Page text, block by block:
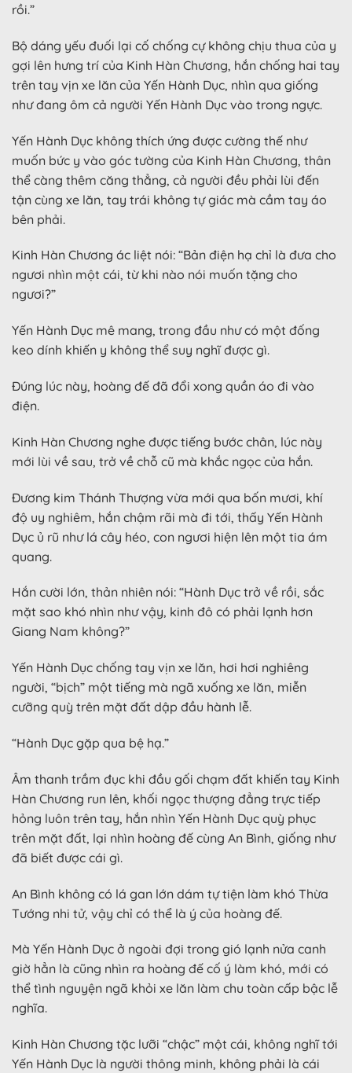
rồi.”
Bộ dáng yếu đuối lại cố chống cự không chịu thua của y
gợi lên hưng trí của Kinh Hàn Chương, hắn chống hai tay
trên tay vịn xe lăn của Yến Hành Dục, nhìn qua giống
như đang ôm cả người Yến Hành Dục vào trong ngực.
Yến Hành Dục không thích ứng được cường thế như
muốn bức y vào góc tường của Kinh Hàn Chương, thân
thể càng thêm căng thẳng, cả người đều phải lùi đến
tận cùng xe lăn, tay trái không tự giác mà cầm tay áo
bên phải.
Kinh Hàn Chương ác liệt nói: “Bản điện hạ chỉ là đưa cho
ngươi nhìn một cái, từ khi nào nói muốn tặng cho
ngươi?”
Yến Hành Dục mê mang, trong đầu như có một đống
keo dính khiến y không thể suy nghĩ được gì.
Đúng lúc này, hoàng đế đã đổi xong quần áo đi vào
điện.
Kinh Hàn Chương nghe được tiếng bước chân, lúc này
mới lùi về sau, trở về chỗ cũ mà khắc ngọc của hắn.
Đương kim Thánh Thượng vừa mới qua bốn mươi, khí
độ uy nghiêm, hắn chậm rãi mà đi tới, thấy Yến Hành
Dục ủ rũ như lá cây héo, con ngươi hiện lên một tia ám
quang.
Hắn cười lớn, thản nhiên nói: “Hành Dục trở về rồi, sắc
mặt sao khó nhìn như vậy, kinh đô có phải lạnh hơn
Giang Nam không?”
Yến Hành Dục chống tay vịn xe lăn, hơi hơi nghiêng
người, “bịch” một tiếng mà ngã xuống xe lăn, miễn
cưỡng quỳ trên mặt đất dập đầu hành lễ.
“Hành Dục gặp qua bệ hạ.”
Âm thanh trầm đục khi đầu gối chạm đất khiến tay Kinh
Hàn Chương run lên, khối ngọc thượng đẳng trực tiếp
hỏng luôn trên tay, hắn nhìn Yến Hành Dục quỳ phục
trên mặt đất, lại nhìn hoàng đế cùng An Bình, giống như
đã biết được cái gì.
An Bình không có lá gan lớn dám tự tiện làm khó Thừa
Tướng nhi tử, vậy chỉ có thể là ý của hoàng đế.
Mà Yến Hành Dục ở ngoài đợi trong gió lạnh nửa canh
giờ hẳn là cũng nhìn ra hoàng đế cố ý làm khó, mới có
thể tình nguyện ngã khỏi xe lăn làm chu toàn cấp bậc lễ
nghĩa.
Kinh Hàn Chương tặc lưỡi “chậc” một cái, không nghĩ tới
Yến Hành Dục là người thông minh, không phải là cái